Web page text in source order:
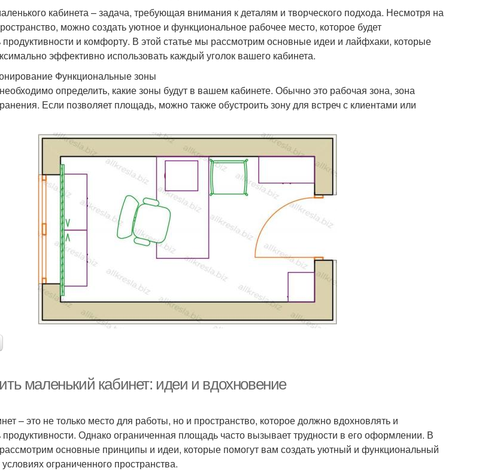
кабинета – задача, требующая внимания к деталям и творческого подхода. Несмотря на
можно создать уютное и функциональное рабочее место, которое будет
продуктивности и комфорту. В этой статье мы рассмотрим основные идеи и лайфхаки, которые
эффективно использовать каждый уголок вашего кабинета.
Функциональные зоны
определить, какие зоны будут в вашем кабинете. Обычно это рабочая зона, зона
Если позволяет площадь, можно также обустроить зону для встреч с клиентами или
маленький кабинет: идеи и вдохновение
– это не только место для работы, но и пространство, которое должно вдохновлять и
продуктивности. Однако ограниченная площадь часто вызывает трудности в его оформлении. В
основные принципы и идеи, которые помогут вам создать уютный и функциональный
ограниченного пространства.